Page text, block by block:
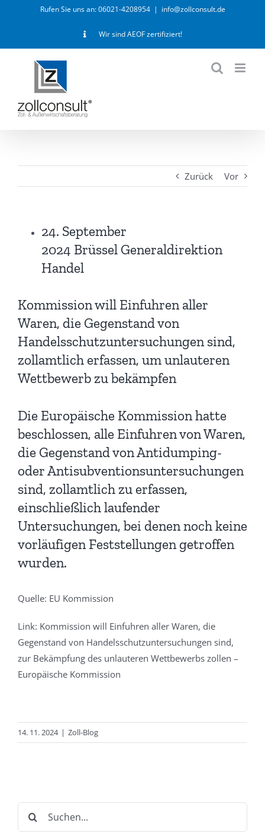
Rufen Sie uns an: 06021-4208954 | info@zollconsult.de
Wir sind AEOF zertifiziert!
Zurück Vor
24. September
2024 Brüssel Generaldirektion
Handel
Kommission will Einfuhren aller
Waren, die Gegenstand von
Handelsschutzuntersuchungen sind,
zollamtlich erfassen, um unlauteren
Wettbewerb zu bekämpfen
Die Europäische Kommission hatte
beschlossen, alle Einfuhren von Waren,
die Gegenstand von Antidumping-
oder Antisubventionsuntersuchungen
sind, zollamtlich zu erfassen,
einschließlich laufender
Untersuchungen, bei denen noch keine
vorläufigen Feststellungen getroffen
wurden.
Quelle: EU Kommission
Link: Kommission will Einfuhren aller Waren, die
Gegenstand von Handelsschutzuntersuchungen sind,
zur Bekämpfung des unlauteren Wettbewerbs zollen –
Europäische Kommission
14. 11. 2024 | Zoll-Blog
nach: